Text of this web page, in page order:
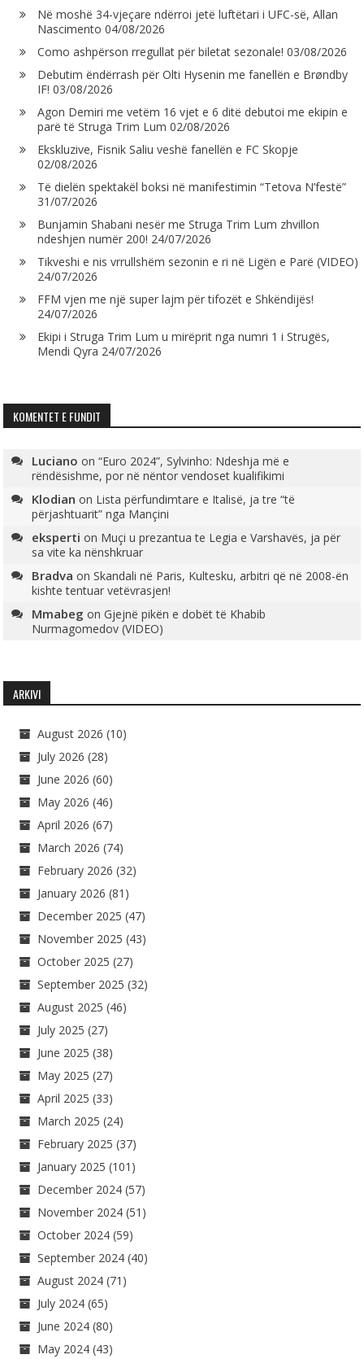
Në moshë 34-vjeçare ndërroi jetë luftëtari i UFC-së, Allan
Nascimento 04/08/2026
Como ashpërson rregullat për biletat sezonale! 03/08/2026
Debutim ëndërrash për Olti Hysenin me fanellën e Brøndby
IF! 03/08/2026
Agon Demiri me vetëm 16 vjet e 6 ditë debutoi me ekipin e
parë të Struga Trim Lum 02/08/2026
Ekskluzive, Fisnik Saliu veshë fanellën e FC Skopje
02/08/2026
Të dielën spektakël boksi në manifestimin “Tetova N’festë”
31/07/2026
Bunjamin Shabani nesër me Struga Trim Lum zhvillon
ndeshjen numër 200! 24/07/2026
Tikveshi e nis vrrullshëm sezonin e ri në Ligën e Parë (VIDEO)
24/07/2026
FFM vjen me një super lajm për tifozët e Shkëndijës!
24/07/2026
Ekipi i Struga Trim Lum u mirëprit nga numri 1 i Strugës,
Mendi Qyra 24/07/2026
KOMENTET E FUNDIT
Luciano on“Euro 2024”, Sylvinho: Ndeshja më e
rëndësishme, por në nëntor vendoset kualifikimi
Klodian on Lista përfundimtare e Italisë, ja tre “të
përjashtuarit” nga Mançini
eksperti on Muçi u prezantua te Legia e Varshavës, ja për
sa vite ka nënshkruar
Bradva onSkandali në Paris, Kultesku, arbitri që në 2008-ën
kishte tentuar vetëvrasjen!
Mmabeg onGjejnë pikën e dobët të Khabib
Nurmagomedov (VIDEO)
ARKIVI
August 2026 (10)
July 2026 (28)
June 2026 (60)
May 2026 (46)
April 2026 (67)
March 2026 (74)
February 2026 (32)
January 2026 (81)
December 2025 (47)
November 2025 (43)
October 2025 (27)
September 2025 (32)
August 2025 (46)
July 2025 (27)
June 2025 (38)
May 2025 (27)
April 2025 (33)
March 2025 (24)
February 2025 (37)
January 2025 (101)
December 2024 (57)
November 2024 (51)
October 2024 (59)
September 2024 (40)
August 2024 (71)
July 2024 (65)
June 2024 (80)
May 2024 (43)